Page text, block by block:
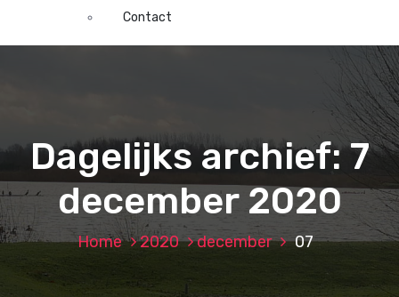
Contact
Dagelijks archief: 7
december 2020
Home 2020 december 07